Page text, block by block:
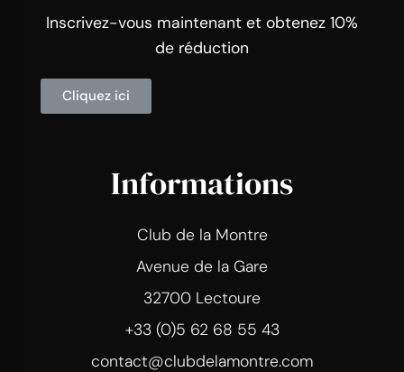
Inscrivez-vous maintenant et obtenez 10%
de réduction
Cliquez ici
Informations
Club de la Montre
Avenue de la Gare
32700 Lectoure
+33 (0)5 62 68 55 43
contact@clubdelamontre.com